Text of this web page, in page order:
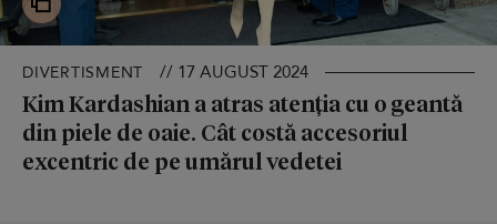
DIVERTISMENT // 17 AUGUST 2024
Kim Kardashian a atras atenția cu o geantă
din piele de oaie. Cât costă accesoriul
excentric de pe umărul vedetei